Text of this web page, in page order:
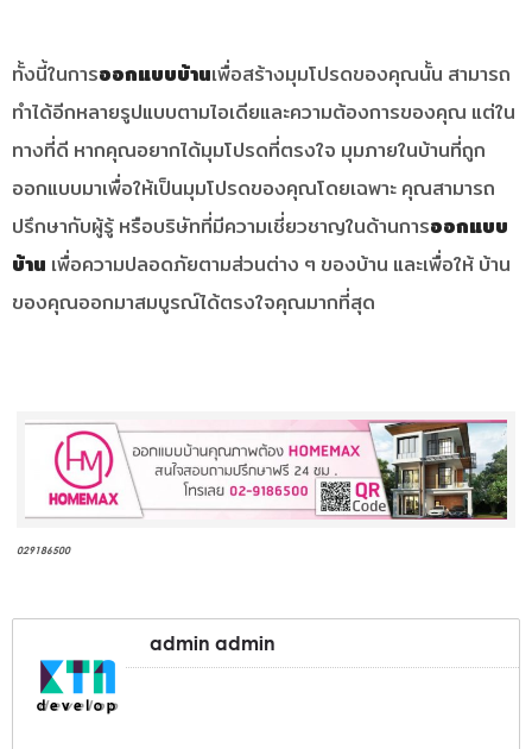
ทั้งนี้ในการออกแบบบ้านเพื่อสร้างมุมโปรดของคุณนั้น สามารถ
ทำได้อีกหลายรูปแบบตามไอเดียและความต้องการของคุณ แต่ใน
ทางที่ดี หากคุณอยากได้มุมโปรดที่ตรงใจ มุมภายในบ้านที่ถูก
ออกแบบมาเพื่อให้เป็นมุมโปรดของคุณโดยเฉพาะ คุณสามารถ
ปรึกษากับผู้รู้ หรือบริษัทที่มีความเชี่ยวชาญในด้านการออกแบบ
บ้าน เพื่อความปลอดภัยตามส่วนต่าง ๆ ของบ้าน และเพื่อให้ บ้าน
ของคุณออกมาสมบูรณ์ได้ตรงใจคุณมากที่สุด
029186500
admin admin